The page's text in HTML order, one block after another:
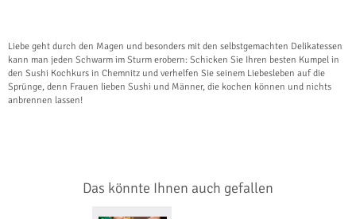
Liebe geht durch den Magen und besonders mit den selbstgemachten Delikatessen
kann man jeden Schwarm im Sturm erobern: Schicken Sie Ihren besten Kumpel in
den Sushi Kochkurs in Chemnitz und verhelfen Sie seinem Liebesleben auf die
Sprünge, denn Frauen lieben Sushi und Männer, die kochen können und nichts
anbrennen lassen!
Das könnte Ihnen auch gefallen